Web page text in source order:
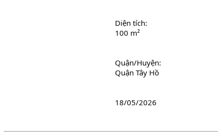
Diện tích:
100 m²
Quận/Huyện:
Quận Tây Hồ
18/05/2026